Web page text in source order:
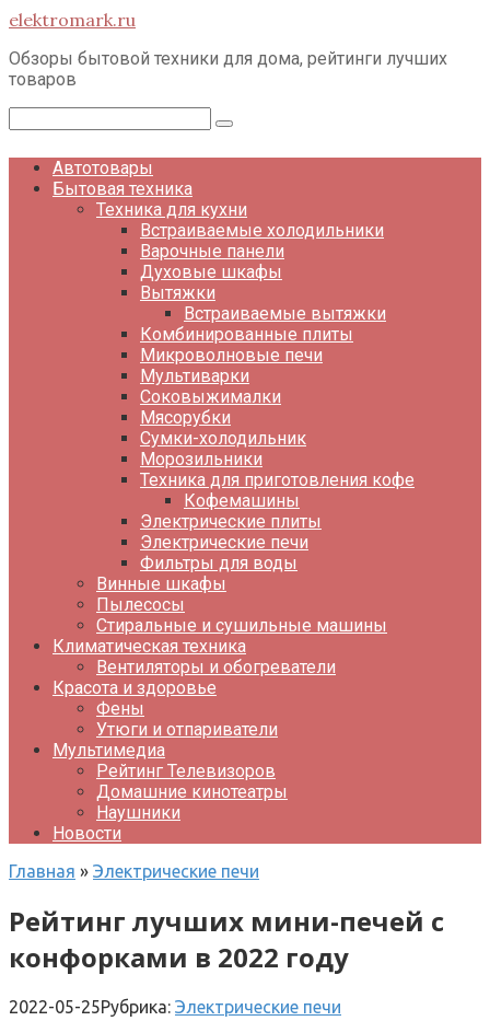
Перейти
контенту
elektromark.ru
Обзоры бытовой техники для дома, рейтинги лучших
товаров
Автотовары
Бытовая техника
Техника для кухни
Встраиваемые холодильники
Варочные панели
Духовые шкафы
Вытяжки
Встраиваемые вытяжки
Комбинированные плиты
Микроволновые печи
Мультиварки
Соковыжималки
Мясорубки
Сумки-холодильник
Морозильники
Техника для приготовления кофе
Кофемашины
Электрические плиты
Электрические печи
Фильтры для воды
Винные шкафы
Пылесосы
Стиральные и сушильные машины
Климатическая техника
Вентиляторы и обогреватели
Красота и здоровье
Фены
Утюги и отпариватели
Мультимедиа
Рейтинг Телевизоров
Домашние кинотеатры
Наушники
Новости
Главная » Электрические печи
Рейтинг лучших мини-печей с
конфорками в 2022 году
2022-05-25Рубрика: Электрические печи